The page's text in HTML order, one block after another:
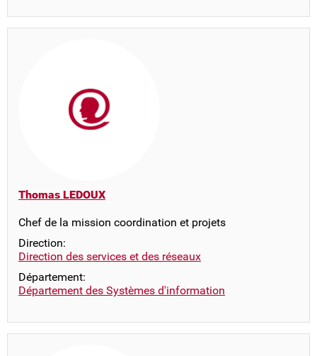
Thomas LEDOUX
Chef de la mission coordination et projets
Direction:
Direction des services et des réseaux
Département:
Département des Systèmes d'information